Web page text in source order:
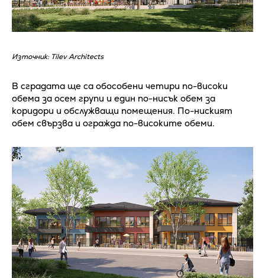
Източник: Tilev Architects
В сградата ще са обособени четири по-високи
обема за осем групи и един по-нисък обем за
коридори и обслужващи помещения. По-ниският
обем свързва и огражда по-високите обеми.